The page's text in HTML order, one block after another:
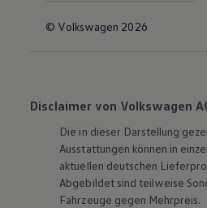
© Volkswagen 2026
Disclaimer von Volkswagen
Die in dieser Darstellung
Ausstattungen können in
aktuellen deutschen
Abgebildet sind teilweise
Fahrzeuge gegen Mehrpreis.